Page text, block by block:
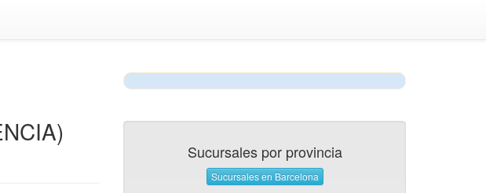
Sucursales por provincia
Sucursales en Barcelona